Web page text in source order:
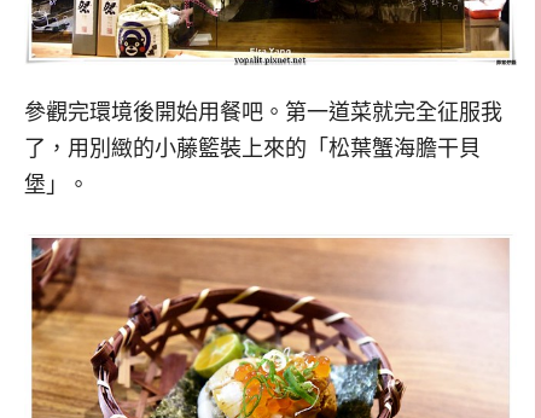
參觀完環境後開始用餐吧。第一道菜就完全征服我
了，用別緻的小藤籃裝上來的「松葉蟹海膽干貝
堡」。